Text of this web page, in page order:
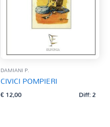
DAMIANI P.
CIVICI POMPIERI
€12,00 Diff: 2